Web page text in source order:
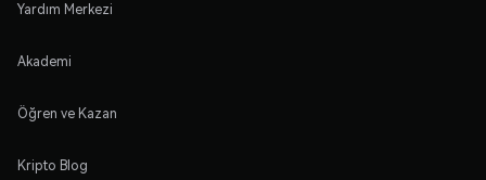
Yardım Merkezi
Akademi
Öğren ve Kazan
Kripto Blog